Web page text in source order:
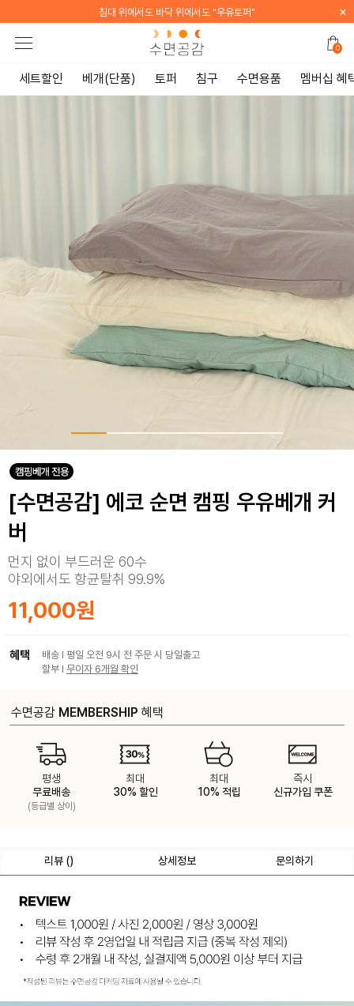
[WELCOME] 지금 가입하면 전 품목 10% 할인 쿠폰 증정 ×
0
세트할인 베개(단품) 토퍼 침구 수면용품 멤버십 혜
[수면공감] 에코 순면 캠핑 우유베개 커
버
먼지 없이 부드러운 60수
야외에서도 항균탈취 99.9%
11,000원
혜택
배송 I 평일 오전 9시 전 주문 시 당일출고
할부 I 무이자 6개월 확인
수면공감 MEMBERSHIP 혜택
평생
무료배송
(등급별 상이)
최대
30% 할인
최대
10% 적립
즉시
신규가입 쿠폰
리뷰 () 상세정보 문의하기